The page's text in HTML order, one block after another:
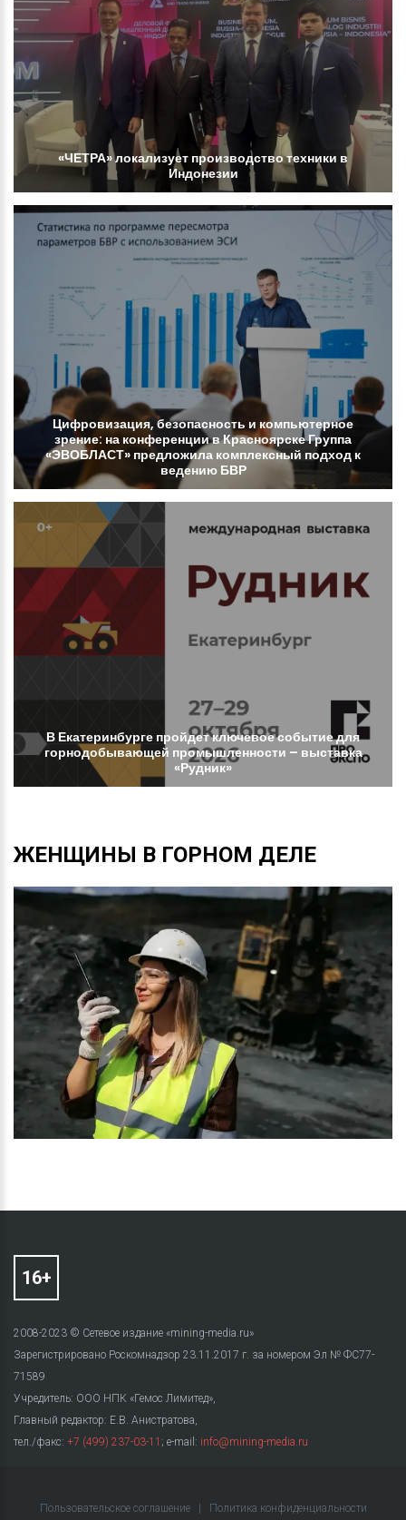
«ЧЕТРА»локализует производствотехники в
Индонезии
Цифровизация, безопасность и компьютерное
зрение: на конференциивКрасноярскеГруппа
«ЭВОБЛАСТ» предложила комплексный подход к
ведению БВР
В Екатеринбурге пройдетключевоесобытиедля
горнодобывающей промышленности – выставка
«Рудник»
ЖЕНЩИНЫ В ГОРНОМ ДЕЛЕ
2008-2023 © Сетевое издание «mining-media.ru»
Зарегистрировано Роскомнадзор 23.11.2017 г. за номером Эл № ФС77-
71589
Учредитель: ООО НПК «Гемос Лимитед»,
Главный редактор: Е.В. Анистратова,
тел./факс: +7 (499) 237-03-11 ; e-mail: info@mining-media.ru
Пользовательское соглашение Политика конфиденциальности